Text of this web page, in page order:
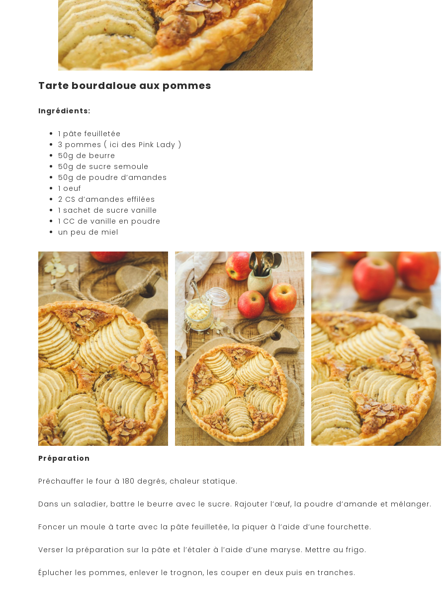
Tarte bourdaloue aux pommes
Ingrédients:
1 pâte feuilletée
3 pommes ( ici des Pink Lady )
50g de beurre
50g de sucre semoule
50g de poudre d’amandes
1 oeuf
2 CS d’amandes effilées
1 sachet de sucre vanille
1 CC de vanille en poudre
un peu de miel
Préparation
Préchauffer le four à 180 degrés, chaleur statique.
Dans un saladier, battre le beurre avec le sucre. Rajouter l’œuf, la poudre d’amande et mélanger.
Foncer un moule à tarte avec la pâte feuilletée, la piquer à l’aide d’une fourchette.
Verser la préparation sur la pâte et l’étaler à l’aide d’une maryse. Mettre au frigo.
Éplucher les pommes, enlever le trognon, les couper en deux puis en tranches.